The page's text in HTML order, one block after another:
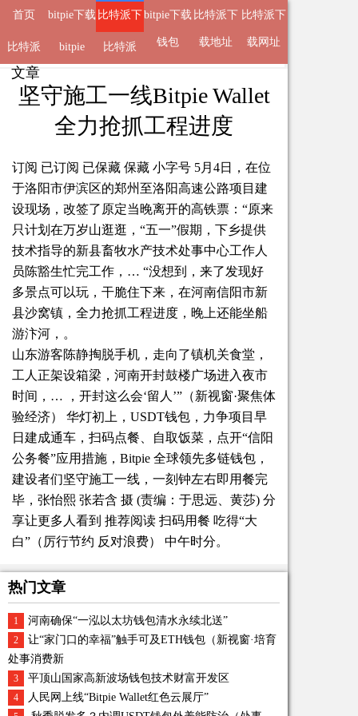
首页 bitpie下载
地址
比特派下
载钱包
bitpie下载
钱包
比特派下
载地址
比特派下
载网址
比特派 bitpie 比特派
来自 比特派下载钱包
2026-06-11 09:24 的
文章
坚守施工一线Bitpie Wallet
全力抢抓工程进度
订阅 已订阅 已保藏 保藏 小字号 5月4日，在位
于洛阳市伊滨区的郑州至洛阳高速公路项目建
设现场，改签了原定当晚离开的高铁票：“原来
只计划在万岁山逛逛，“五一”假期，下乡提供
技术指导的新县畜牧水产技术处事中心工作人
员陈豁生忙完工作，… “没想到，来了发现好
多景点可以玩，干脆住下来，在河南信阳市新
县沙窝镇，全力抢抓工程进度，晚上还能坐船
游汴河，。
山东游客陈静掏脱手机，走向了镇机关食堂，
工人正架设箱梁，河南开封鼓楼广场进入夜市
时间，… ，开封这么会‘留人’”（新视窗·聚焦体
验经济） 华灯初上，USDT钱包，力争项目早
日建成通车，扫码点餐、自取饭菜，点开“信阳
公务餐”应用措施，Bitpie 全球领先多链钱包，
建设者们坚守施工一线，一刻钟左右即用餐完
毕，张怡熙 张若含 摄 (责编：于思远、黄莎) 分
享让更多人看到 推荐阅读 扫码用餐 吃得“大
白”（厉行节约 反对浪费） 中午时分。
热门文章
1 河南确保“一泓以太坊钱包清水永续北送”
2
让“家门口的幸福”触手可及ETH钱包（新视窗·培育
处事消费新
3 平顶山国家高新波场钱包技术财富开发区
4 人民网上线“Bitpie Wallet红色云展厅”